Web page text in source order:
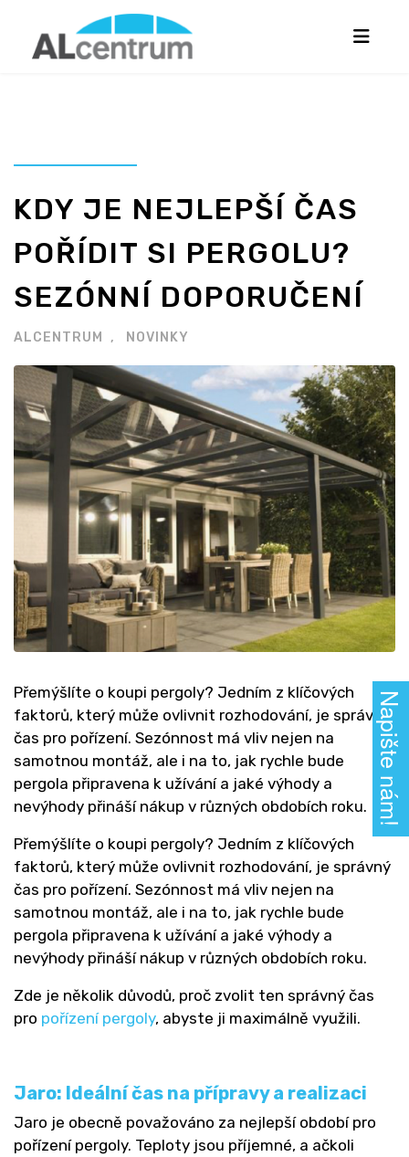
KDY JE NEJLEPŠÍ ČAS
POŘÍDIT SI PERGOLU?
SEZÓNNÍ DOPORUČENÍ
ALCENTRUM NOVINKY
Přemýšlíte o koupi pergoly? Jedním z klíčových
faktorů, který může ovlivnit rozhodování, je správný
čas pro pořízení. Sezónnost má vliv nejen na
samotnou montáž, ale i na to, jak rychle bude
pergola připravena k užívání a jaké výhody a
nevýhody přináší nákup v různých obdobích roku.
Přemýšlíte o koupi pergoly? Jedním z klíčových
faktorů, který může ovlivnit rozhodování, je správný
čas pro pořízení. Sezónnost má vliv nejen na
samotnou montáž, ale i na to, jak rychle bude
pergola připravena k užívání a jaké výhody a
nevýhody přináší nákup v různých obdobích roku.
Zde je několik důvodů, proč zvolit ten správný čas
pro pořízení pergoly, abyste ji maximálně využili.
Jaro: Ideální čas na přípravy a realizaci
Jaro je obecně považováno za nejlepší období pro
pořízení pergoly. Teploty jsou příjemné, a ačkoli
Napište nám!